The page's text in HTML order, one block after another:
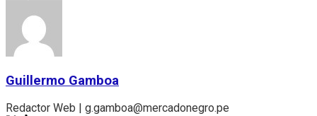
Guillermo Gamboa
Redactor Web | g.gamboa@mercadonegro.pe